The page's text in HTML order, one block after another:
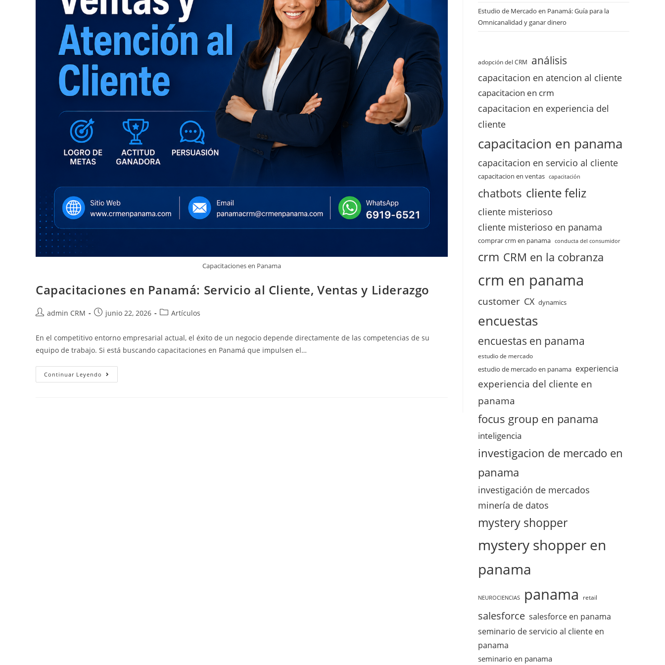
Capacitaciones en Panama
Capacitaciones en Panamá: Servicio al Cliente, Ventas y Liderazgo
admin CRM junio 22, 2026 Artículos
En el competitivo entorno empresarial actual, el éxito de un negocio depende directamente de las competencias de su
equipo de trabajo. Si está buscando capacitaciones en Panamá que impulsen el…
Continuar Leyendo
Estudio de Mercado en Panamá: Guía para la
Omnicanalidad y ganar dinero
adopción del CRM análisis
capacitacion en atencion al cliente
capacitacion en crm
capacitacion en experiencia del
cliente
capacitacion en panama
capacitacion en servicio al cliente
capacitacion en ventas capacitación
chatbots cliente feliz
cliente misterioso
cliente misterioso en panama
comprar crm en panama conducta del consumidor
crm CRM en la cobranza
crm en panama
customer CX dynamics
encuestas
encuestas en panama
estudio de mercado
estudio de mercado en panama experiencia
experiencia del cliente en
panama
focus group en panama
inteligencia
investigacion de mercado en
panama
investigación de mercados
minería de datos
mystery shopper
mystery shopper en
panama
NEUROCIENCIAS panama retail
salesforce salesforce en panama
seminario de servicio al cliente en
panama
seminario en panama